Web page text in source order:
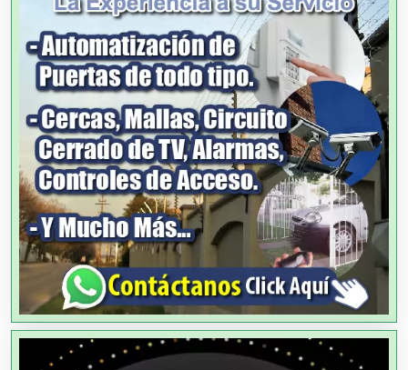
Albercas
Alimentos
Almacenaje
Alquiler de Autos
Alquiler de Equipos para Fiestas